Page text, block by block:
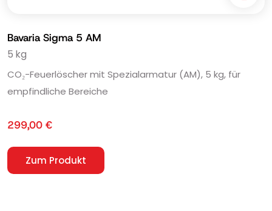
Bavaria Sigma 5 AM
5 kg
CO₂-Feuerlöscher mit Spezialarmatur (AM), 5 kg, für
empfindliche Bereiche
299,00 €
Zum Produkt